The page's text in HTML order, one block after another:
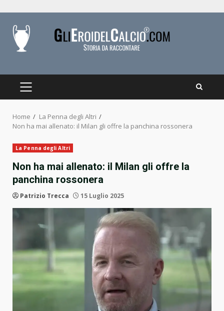
content
PRIMARY
Home
La Penna degli Altri
Non ha mai allenato: il Milan gli offre la panchina rossonera
La Penna degli Altri
Non ha mai allenato: il Milan gli offre la
panchina rossonera
Patrizio Trecca 15 Luglio 2025